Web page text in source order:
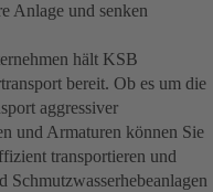
Anlage und senken
hält KSB
bereit. Ob es um die
aggressiver
und Armaturen können Sie
transportieren und
Schmutzwasserhebeanlagen